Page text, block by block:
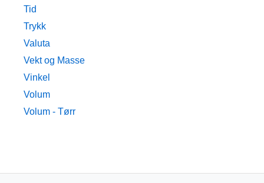
Tid
Trykk
Valuta
Vekt og Masse
Vinkel
Volum
Volum - Tørr